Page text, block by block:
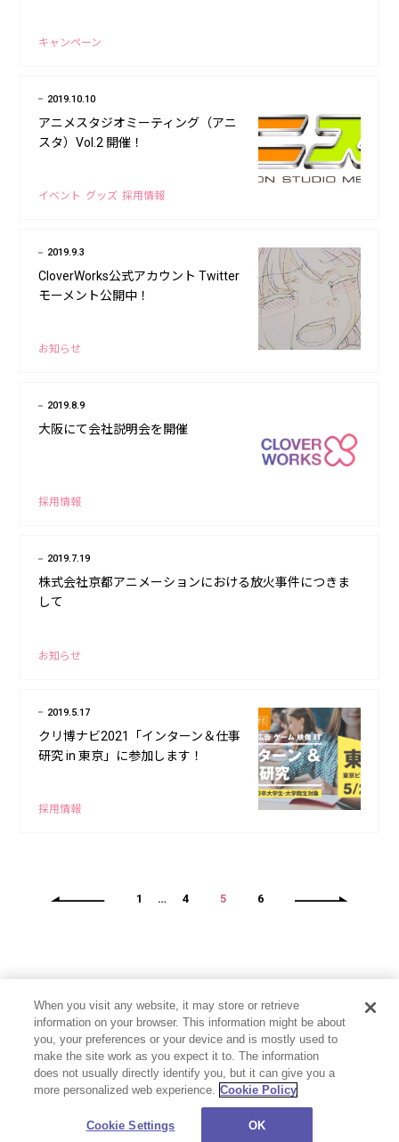
キャンペーン
2019.10.10
アニメスタジオミーティング（アニ
スタ）Vol.2 開催！
イベント グッズ 採用情報
2019.9.3
CloverWorks公式アカウント Twitter
モーメント公開中！
お知らせ
2019.8.9
大阪にて会社説明会を開催
採用情報
2019.7.19
株式会社京都アニメーションにおける放火事件につきま
して
お知らせ
2019.5.17
クリ博ナビ2021「インターン＆仕事
研究 in 東京」に参加します！
採用情報
1 … 4 5 6
プライバシーポリシー お問い合わせ Cookie Settings
When you visit any website, it may store or retrieve
information on your browser. This information might be about
you, your preferences or your device and is mostly used to
make the site work as you expect it to. The information
does not usually directly identify you, but it can give you a
more personalized web experience. Cookie Policy
Cookie Settings OK